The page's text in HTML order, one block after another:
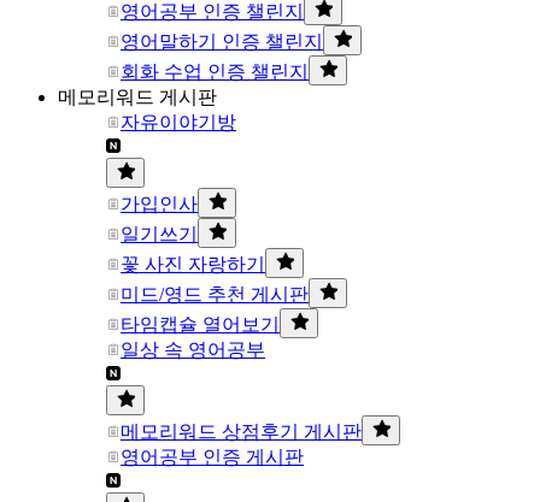
영어공부 인증 챌린지
영어말하기 인증 챌린지
회화 수업 인증 챌린지
메모리워드 게시판
자유이야기방
가입인사
일기쓰기
꽃 사진 자랑하기
미드/영드 추천 게시판
타임캡슐 열어보기
일상 속 영어공부
메모리워드 상점후기 게시판
영어공부 인증 게시판